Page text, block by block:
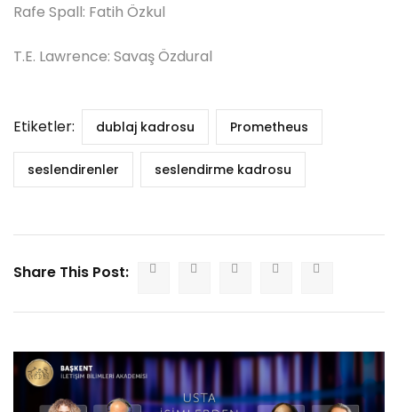
Rafe Spall: Fatih Özkul
T.E. Lawrence: Savaş Özdural
Etiketler: dublaj kadrosu Prometheus
seslendirenler seslendirme kadrosu
Share This Post: